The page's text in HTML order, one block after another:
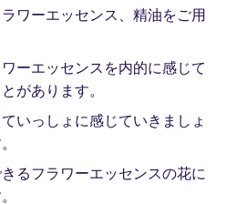
ワーエッセンス、精油をご用
ーエッセンスを内的に感じて
があります。
いっしょに感じていきましょ
るフラワーエッセンスの花に